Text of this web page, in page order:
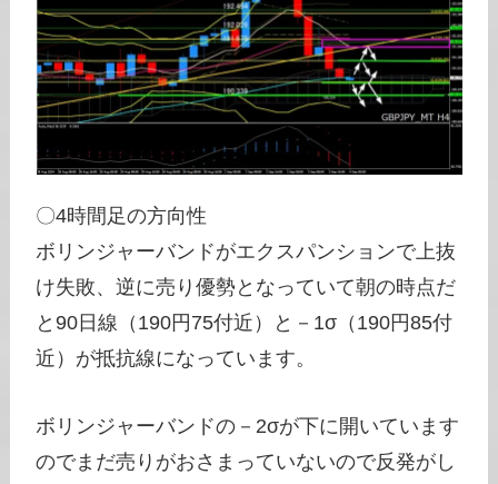
〇4時間足の方向性
ボリンジャーバンドがエクスパンションで上抜
け失敗、逆に売り優勢となっていて朝の時点だ
と90日線（190円75付近）と－1σ（190円85付
近）が抵抗線になっています。
ボリンジャーバンドの－2σが下に開いています
のでまだ売りがおさまっていないので反発がし